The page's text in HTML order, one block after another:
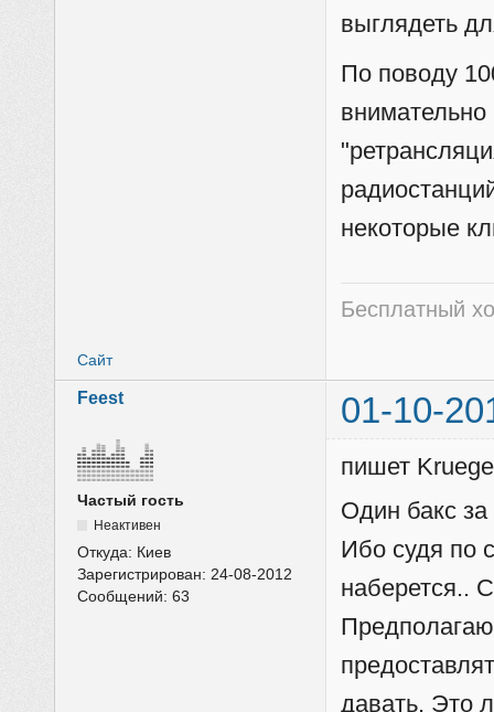
выглядеть
По поводу
внимательно
некоторые
Бесплатный
Сайт
Feest 01-10-
Частый гость
Неактивен
Откуда: Киев
Зарегистрирован: 24-08-2012
Сообщений:63
пишет
Один бакс
Ибо судя по
наберется..
давать. Это